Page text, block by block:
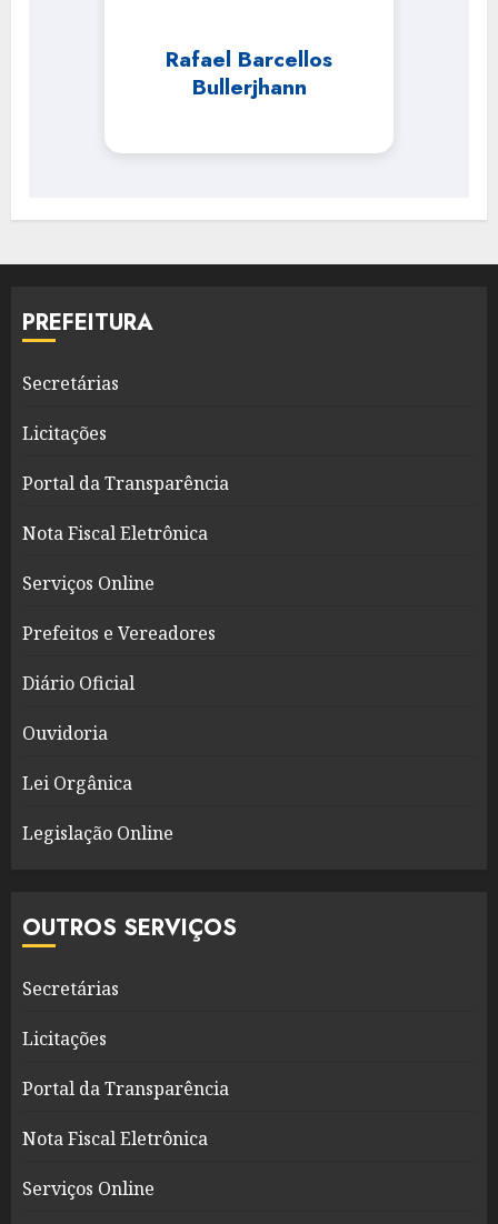
Rafael Barcellos
Bullerjhann
PREFEITURA
Secretárias
Licitações
Portal da Transparência
Nota Fiscal Eletrônica
Serviços Online
Prefeitos e Vereadores
Diário Oficial
Ouvidoria
Lei Orgânica
Legislação Online
OUTROS SERVIÇOS
Secretárias
Licitações
Portal da Transparência
Nota Fiscal Eletrônica
Serviços Online